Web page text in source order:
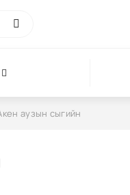
аузын сыгийн